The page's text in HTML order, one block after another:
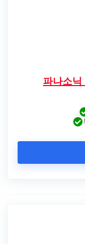
파나소닉